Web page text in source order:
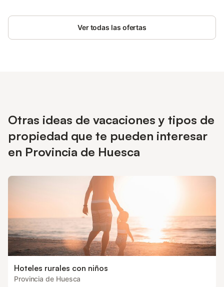
Ver todas las ofertas
Otras ideas de vacaciones y tipos de
propiedad que te pueden interesar
en Provincia de Huesca
Hoteles rurales con niños
Provincia de Huesca